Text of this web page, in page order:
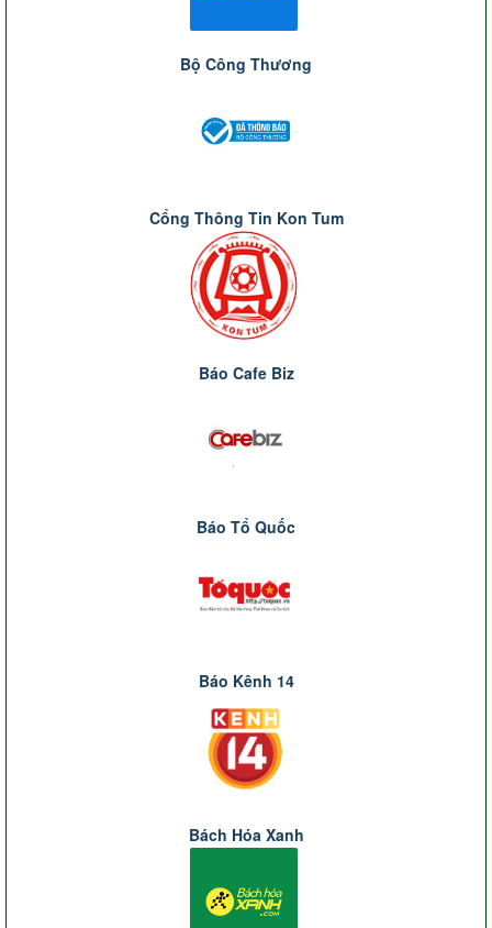
Bộ Công Thương
Cổng Thông Tin Kon Tum
Báo Cafe Biz
Báo Tổ Quốc
Báo Kênh 14
Bách Hóa Xanh